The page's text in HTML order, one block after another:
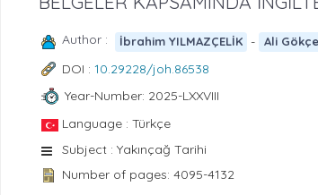
Author : İbrahim YILMAZÇELİK - Ali
DOI : 10.29228/joh.86538
Year-Number: 2025-LXXVIII
Language : Türkçe
Subject : Yakınçağ Tarihi
Number of pages: 4095-4132